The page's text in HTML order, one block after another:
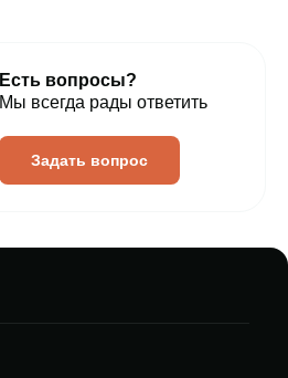
Есть вопросы?
Мы всегда рады ответить
Задать вопрос